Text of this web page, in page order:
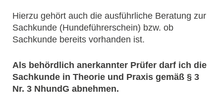
Hierzu gehört auch die ausführliche Beratung zur
Sachkunde (Hundeführerschein) bzw. ob
Sachkunde bereits vorhanden ist.
Als behördlich anerkannter Prüfer darf ich die
Sachkunde in Theorie und Praxis gemäß § 3
Nr. 3 NhundG abnehmen.